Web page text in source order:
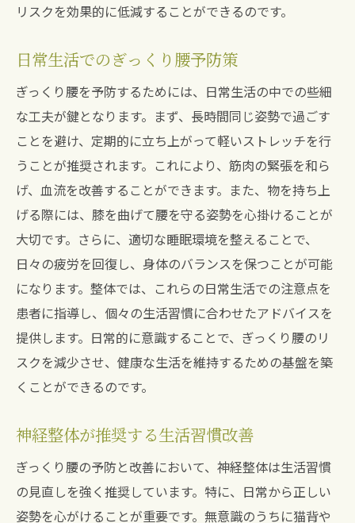
リスクを効果的に低減することができるのです。
日常生活でのぎっくり腰予防策
ぎっくり腰を予防するためには、日常生活の中での些細
な工夫が鍵となります。まず、長時間同じ姿勢で過ごす
ことを避け、定期的に立ち上がって軽いストレッチを行
うことが推奨されます。これにより、筋肉の緊張を和ら
げ、血流を改善することができます。また、物を持ち上
げる際には、膝を曲げて腰を守る姿勢を心掛けることが
大切です。さらに、適切な睡眠環境を整えることで、
日々の疲労を回復し、身体のバランスを保つことが可能
になります。整体では、これらの日常生活での注意点を
患者に指導し、個々の生活習慣に合わせたアドバイスを
提供します。日常的に意識することで、ぎっくり腰のリ
スクを減少させ、健康な生活を維持するための基盤を築
くことができるのです。
神経整体が推奨する生活習慣改善
ぎっくり腰の予防と改善において、神経整体は生活習慣
の見直しを強く推奨しています。特に、日常から正しい
姿勢を心がけることが重要です。無意識のうちに猫背や